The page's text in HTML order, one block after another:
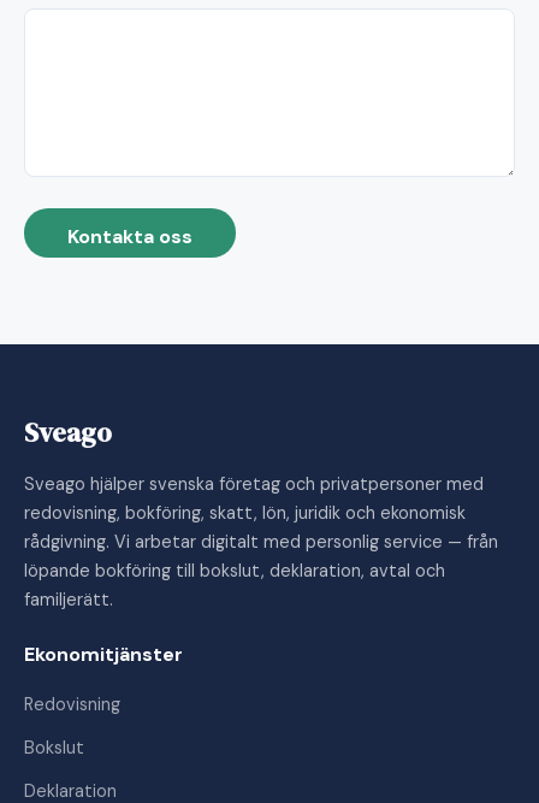
Kontakta oss
Sveago
Sveago hjälper svenska företag och privatpersoner med
redovisning, bokföring, skatt, lön, juridik och ekonomisk
rådgivning. Vi arbetar digitalt med personlig service — från
löpande bokföring till bokslut, deklaration, avtal och
familjerätt.
Ekonomitjänster
Redovisning
Bokslut
Deklaration